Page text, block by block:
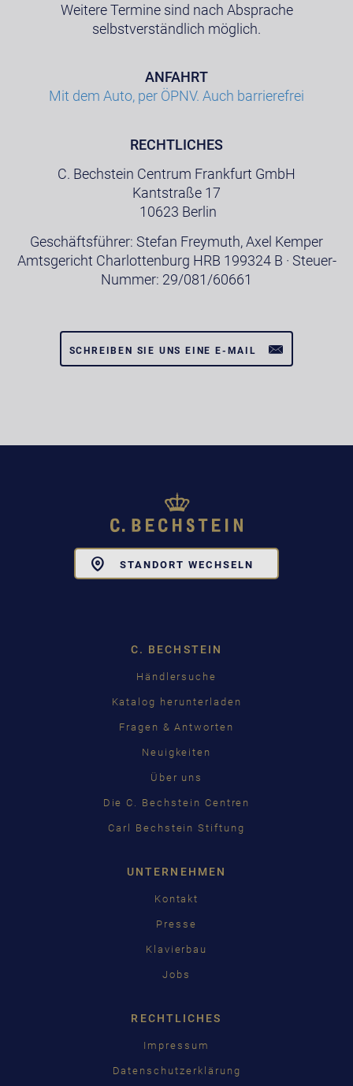
Weitere Termine sind nach Absprache
selbstverständlich möglich.
ANFAHRT
Mit dem Auto, per ÖPNV. Auch barrierefrei
RECHTLICHES
C. Bechstein Centrum Frankfurt GmbH
Kantstraße 17
10623 Berlin
Geschäftsführer: Stefan Freymuth, Axel Kemper
Amtsgericht Charlottenburg HRB 199324 B · Steuer-
Nummer: 29/081/60661
SCHREIBEN SIE UNS EINE E-MAIL
STANDORT WECHSELN
C. BECHSTEIN
Händlersuche
Katalog herunterladen
Fragen & Antworten
Neuigkeiten
Über uns
Die C. Bechstein Centren
Carl Bechstein Stiftung
UNTERNEHMEN
Kontakt
Presse
Klavierbau
Jobs
RECHTLICHES
Impressum
Datenschutzerklärung